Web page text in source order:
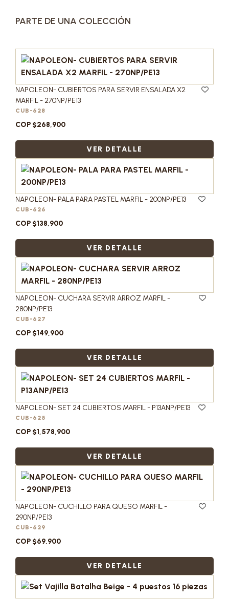
PARTE DE UNA COLECCIÓN
NAPOLEON- CUBIERTOS PARA SERVIR ENSALADA X2
MARFIL - 270NP/PE13
CUB-628
COP $268,900
VER DETALLE
NAPOLEON- PALA PARA PASTEL MARFIL - 200NP/PE13
CUB-626
COP $138,900
VER DETALLE
NAPOLEON- CUCHARA SERVIR ARROZ MARFIL -
280NP/PE13
CUB-627
COP $149,900
VER DETALLE
NAPOLEON- SET 24 CUBIERTOS MARFIL - P13ANP/PE13
CUB-625
COP $1,578,900
VER DETALLE
NAPOLEON- CUCHILLO PARA QUESO MARFIL -
290NP/PE13
CUB-629
COP $69,900
VER DETALLE